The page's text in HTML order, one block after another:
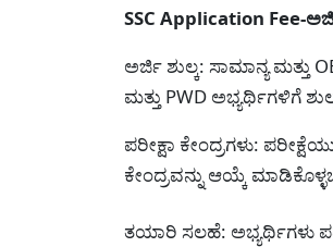
SSC Application Fee-
ಅರ್ಜಿ ಶುಲ್ಕ: ಸಾಮಾನ್ಯ
ಮತ್ತು PWD ಅಭ್ಯರ್ಥಿಗಳಿಗೆ
ಪರೀಕ್ಷಾ ಕೇಂದ್ರಗಳು:
ಕೇಂದ್ರವನ್ನು ಆಯ್ಕೆ
ತಯಾರಿ ಸಲಹೆ: ಅಭ್ಯರ್ಥಿಗಳು